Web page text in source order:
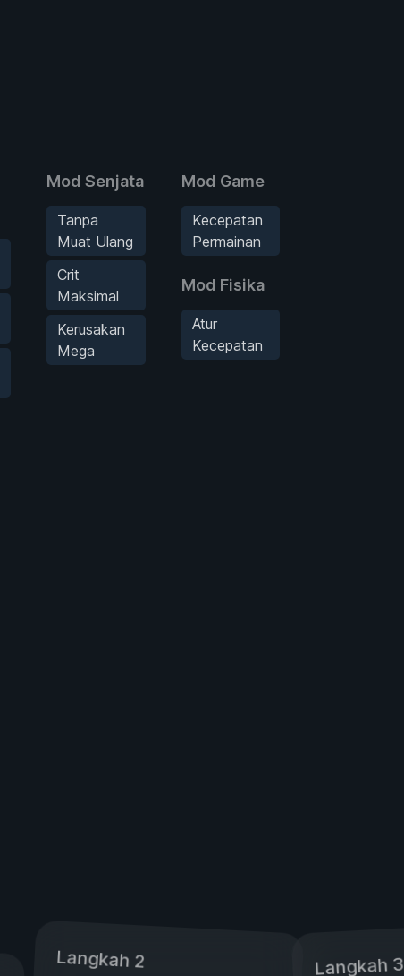
Mod Senjata
Tanpa
Muat Ulang
Crit
Maksimal
Kerusakan
Mega
Mod Game
Kecepatan
Permainan
Mod Fisika
Atur
Kecepatan
Langkah 2 Langkah 3